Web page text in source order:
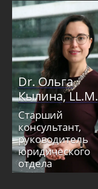
Dr. Ольга
Кылина, LL.M.
Старший
консультант,
руководитель
юридического
отдела